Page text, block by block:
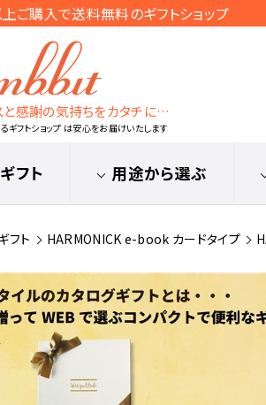
ご購入で送料無料のギフトショップ
と感謝の気持ちをカタチに…
フトショップ は安心をお届けいたします
フト 用途から選ぶ
フト HARMONICK e-book カードタイプ